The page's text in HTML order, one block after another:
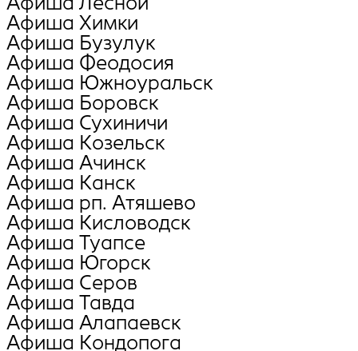
Афиша Химки
Афиша Бузулук
Афиша Феодосия
Афиша Южноуральск
Афиша Боровск
Афиша Сухиничи
Афиша Козельск
Афиша Ачинск
Афиша Канск
Афиша рп. Атяшево
Афиша Кисловодск
Афиша Туапсе
Афиша Югорск
Афиша Серов
Афиша Тавда
Афиша Алапаевск
Афиша Кондопога